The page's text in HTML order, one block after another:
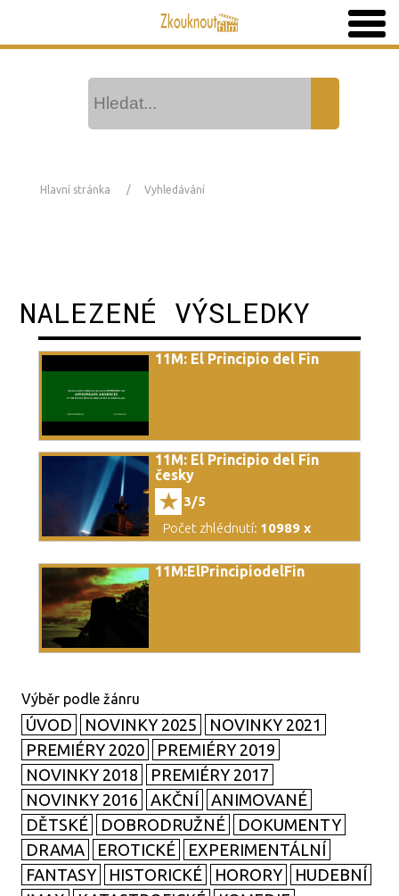
Hlavní stránka Vyhledávání
NALEZENÉ VÝSLEDKY
11M: El Principio del Fin
11M: El Principio del Fin
česky
3/5
Počet zhlédnutí: 10989 x
11M:ElPrincipiodelFin
ÚVOD NOVINKY 2025
NOVINKY 2021
PREMIÉRY 2020
PREMIÉRY 2019
NOVINKY 2018
PREMIÉRY 2017
NOVINKY 2016
AKČNÍ
ANIMOVANÉ
DĚTSKÉ
DOBRODRUŽNÉ
DOKUMENTY
DRAMA
EROTICKÉ
EXPERIMENTÁLNÍ
FANTASY
HISTORICKÉ HORORY
HUDEBNÍ